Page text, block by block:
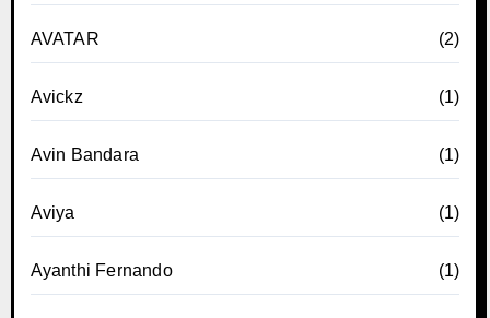
AVATAR (2)
Avickz (1)
Avin Bandara (1)
Aviya (1)
Ayanthi Fernando (1)